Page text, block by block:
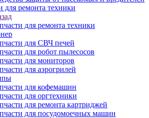
для ремонта техники
для ремонта техники
для СВЧ печей
для робот пылесосов
для мониторов
для аэрогрилей
для кофемашин
для оргтехники
для ремонта картриджей
для посудомоечных машин